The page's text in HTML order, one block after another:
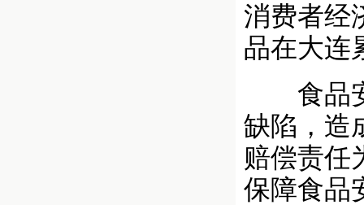
消费者经
品在大连
食品安
缺陷，造
赔偿责任
保障食品